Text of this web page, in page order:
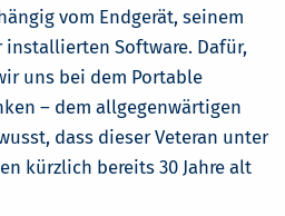
vom Endgerät, seinem
installierten Software. Dafür,
uns bei dem Portable
– dem allgegenwärtigen
dass dieser Veteran unter
kürzlich bereits 30 Jahre alt